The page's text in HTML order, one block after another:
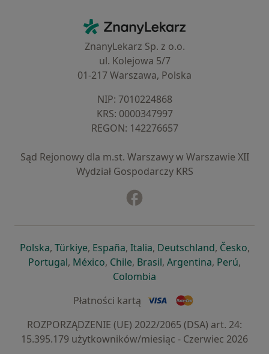
ZnanyLekarz - Strona główna
ZnanyLekarz Sp. z o.o.
ul. Kolejowa 5/7
01-217 Warszawa, Polska
NIP: ⁠7010224868
KRS: ⁠0000347997
REGON: ⁠142276657
Sąd Rejonowy dla m.st. Warszawy w Warszawie XII
Wydział Gospodarczy KRS
Polskaotwiera się w nowej karcie
, Türkiyeotwiera się w nowej karcie
, Españaotwiera się w nowej karcie
, Italiaotwiera się w nowej
, Deutschlandotwiera się
, Česko,
Portugalotwiera się w nowej karcie
, Méxicootwiera się w nowej karcie
, Chileotwiera się w nowej karcie
, Brasilotwiera się w nowej
, Argentinaotwiera się
, Perú,
Colombia
Płatności kartą
ROZPORZĄDZENIE (UE) 2022/2065 (DSA) art. 24:
15.395.179 użytkowników/miesiąc - Czerwiec 2026